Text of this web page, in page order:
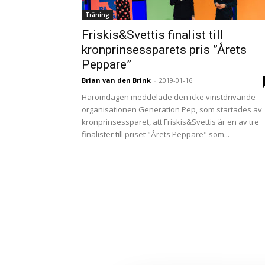
Träning
Friskis&Svettis finalist till
kronprinsessparets pris ”Årets
Peppare”
Brian van den Brink - 2019-01-16
Häromdagen meddelade den icke vinstdrivande
organisationen Generation Pep, som startades av
kronprinsessparet, att Friskis&Svettis är en av tre
finalister till priset "Årets Peppare" som...